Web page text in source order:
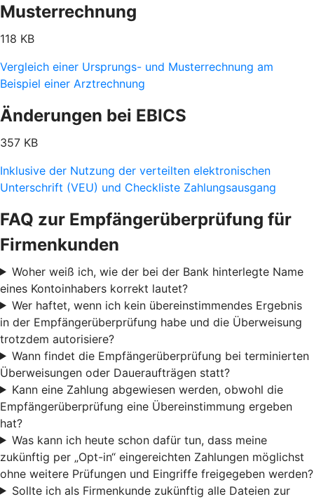
Musterrechnung
118 KB
Vergleich einer Ursprungs- und Musterrechnung am
Beispiel einer Arztrechnung
Änderungen bei EBICS
357 KB
Inklusive der Nutzung der verteilten elektronischen
Unterschrift (VEU) und Checkliste Zahlungsausgang
FAQ zur Empfängerüberprüfung für
Firmenkunden
Woher weiß ich, wie der bei der Bank hinterlegte Name
eines Kontoinhabers korrekt lautet?
Wer haftet, wenn ich kein übereinstimmendes Ergebnis
in der Empfängerüberprüfung habe und die Überweisung
trotzdem autorisiere?
Wann findet die Empfängerüberprüfung bei terminierten
Überweisungen oder Daueraufträgen statt?
Kann eine Zahlung abgewiesen werden, obwohl die
Empfängerüberprüfung eine Übereinstimmung ergeben
hat?
Was kann ich heute schon dafür tun, dass meine
zukünftig per „Opt-in“ eingereichten Zahlungen möglichst
ohne weitere Prüfungen und Eingriffe freigegeben werden?
Sollte ich als Firmenkunde zukünftig alle Dateien zur